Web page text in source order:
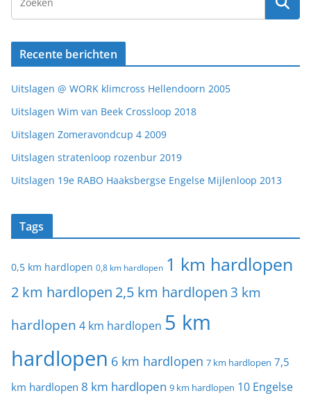
Recente berichten
Uitslagen @ WORK klimcross Hellendoorn 2005
Uitslagen Wim van Beek Crossloop 2018
Uitslagen Zomeravondcup 4 2009
Uitslagen stratenloop rozenbur 2019
Uitslagen 19e RABO Haaksbergse Engelse Mijlenloop 2013
Tags
0,5 km hardlopen 0,8 km hardlopen 1 km hardlopen
2 km hardlopen 2,5 km hardlopen 3 km
hardlopen 4 km hardlopen 5 km
hardlopen 6 km hardlopen 7 km hardlopen 7,5
km hardlopen 8 km hardlopen 9 km hardlopen 10 Engelse